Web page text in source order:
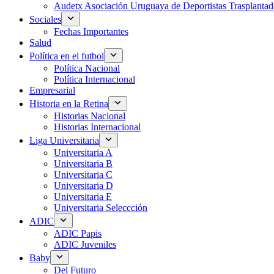
Audetx Asociación Uruguaya de Deportistas
Sociales
Fechas Importantes
Salud
Política en el futbol
Política Nacional
Política Internacional
Empresarial
Historia en la Retina
Historias Nacional
Historias Internacional
Liga Universitaria
Universitaria A
Universitaria B
Universitaria C
Universitaria D
Universitaria E
Universitaria Seleccción
ADIC
ADIC Papis
ADIC Juveniles
Baby
Del Futuro